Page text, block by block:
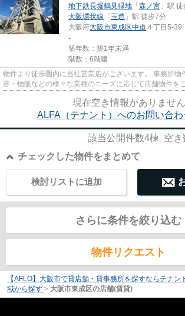
地下鉄長堀鶴見緑地 「森ノ宮 」駅
大阪環状線 「玉造 」駅 徒歩7分
大阪府大阪市東成区中道 ４丁目5-39
-
築年数：築1年未満
階数：6階建
物件より徒歩圏内に当社営業店がございます。 事務所物
容・物販などの様々な業種のニーズに応じて店舗物件を
尚、弊社ではおとり広告は一切...
現在空き情報がありません
ALFA（テナント）へのお問い合わ
該当公開件数4棟 空き
チェックした物件をまとめて
検討リストに追加
さらに条件を絞り込む
物件リクエスト
【AFLO】大阪市で貸店舗・貸事務所を探すならテナン
域から探す > 大阪市東成区の店舗(賃貸)